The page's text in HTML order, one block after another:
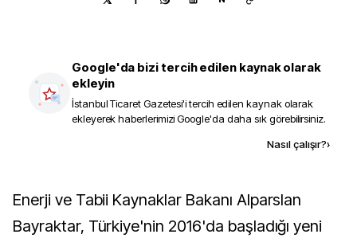
Google'da bizi tercih edilen kaynak olarak
ekleyin
İstanbul Ticaret Gazetesi'i tercih edilen kaynak olarak
ekleyerek haberlerimizi Google'da daha sık görebilirsiniz.
Nasıl çalışır?›
Enerji ve Tabii Kaynaklar Bakanı Alparslan
Bayraktar, Türkiye'nin 2016'da başladığı yeni